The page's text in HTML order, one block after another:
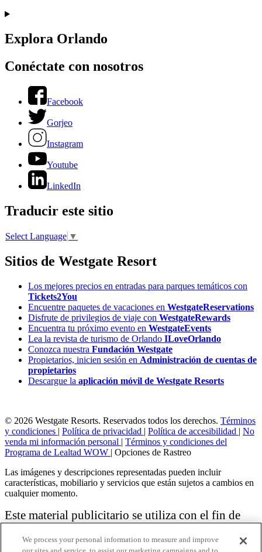
Explora Orlando
Conéctate con nosotros
Facebook
Gorjeo
Instagram
Youtube
LinkedIn
Traducir este sitio
Select Language ▼
Sitios de Westgate Resort
Los mejores precios en entradas para parques temáticos con
Tickets2You
Encuentre paquetes de vacaciones en WestgateReservations
Disfrute de privilegios de viaje con WestgateRewards
Encuentra tu próximo evento en WestgateEvents
Lea la revista de turismo de Orlando ILoveOrlando
Conozca nuestra Fundación Westgate
Propietarios, inicien sesión en Administración de cuentas de
propietarios
Descargue la aplicación móvil de Westgate Resorts
© 2026 Westgate Resorts. Reservados todos los derechos. Términos
y condiciones | Política de privacidad | Política de accesibilidad | No
venda mi información personal | Términos y condiciones del
Programa de Lealtad WOW | Opciones de Rastreo
Las imágenes y descripciones representadas pueden incluir
características, mobiliario y servicios que están sujetos a cambios en
cualquier momento.
Este material publicitario se utiliza con el fin de
vacacional.
We process your personal information to measure and improve